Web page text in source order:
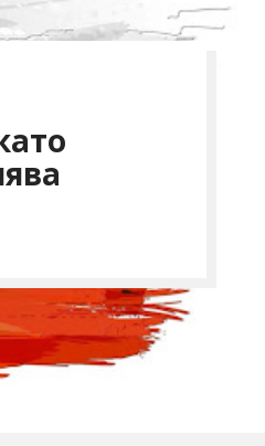
Ласо и
TV